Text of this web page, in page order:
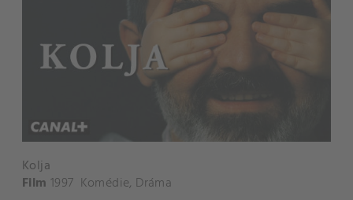
Kolja
Film 1997 Komédie, Dráma